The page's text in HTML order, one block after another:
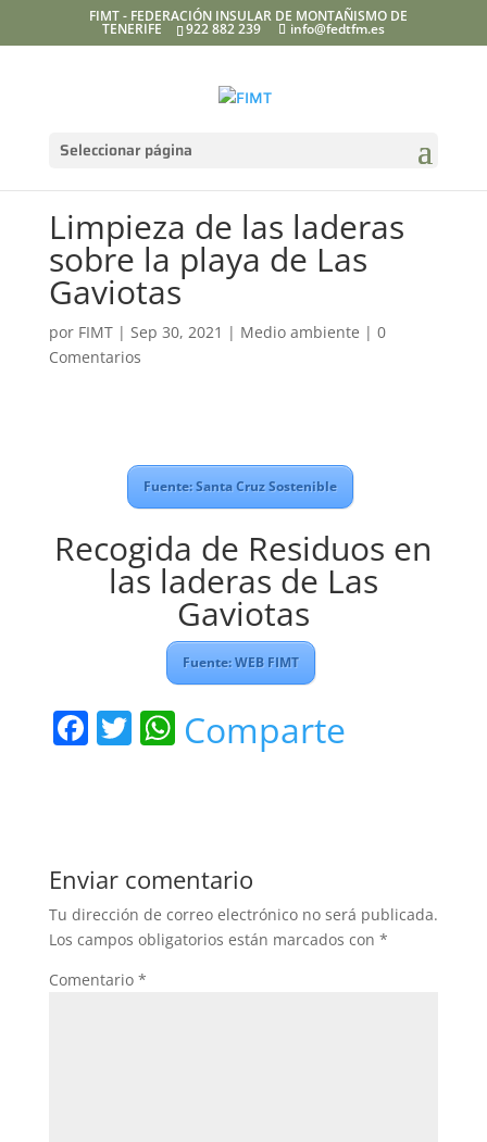
FIMT - FEDERACIÓN INSULAR DE MONTAÑISMO DE
TENERIFE 922 882 239 info@fedtfm.es
Seleccionar página
Limpieza de las laderas
sobre la playa de Las
Gaviotas
por FIMT| Sep 30, 2021 | Medio ambiente | 0
Comentarios
Fuente: Santa Cruz Sostenible
Recogida de Residuos en
las laderas de Las
Gaviotas
Fuente: WEB FIMT
F
b
o
o
k
T W
A
p
p
Comparte
Enviar comentario
Tu dirección de correo electrónico no será publicada.
Los campos obligatorios están marcados con *
Comentario *